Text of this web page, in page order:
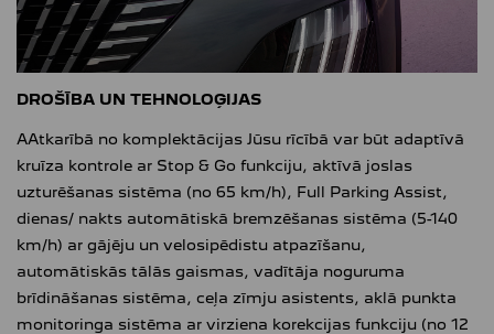
DROŠĪBA UN TEHNOLOĢIJAS
AAtkarībā no komplektācijas Jūsu rīcībā var būt adaptīvā
kruīza kontrole ar Stop & Go funkciju, aktīvā joslas
uzturēšanas sistēma (no 65 km/h), Full Parking Assist,
dienas/ nakts automātiskā bremzēšanas sistēma (5-140
km/h) ar gājēju un velosipēdistu atpazīšanu,
automātiskās tālās gaismas, vadītāja noguruma
brīdināšanas sistēma, ceļa zīmju asistents, aklā punkta
monitoringa sistēma ar virziena korekcijas funkciju (no 12